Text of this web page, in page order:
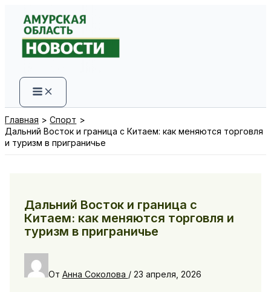
содержимому
Главная
Спорт
Дальний Восток и граница с Китаем: как меняются торговля
и туризм в приграничье
Дальний Восток и граница с
Китаем: как меняются торговля и
туризм в приграничье
От Анна Соколова / 23 апреля, 2026